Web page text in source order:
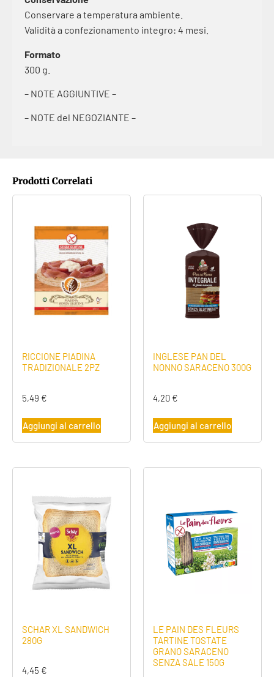
Conservare a temperatura ambiente.
Validità a confezionamento integro: 4 mesi.
Formato
300 g.
– NOTE AGGIUNTIVE –
– NOTE del NEGOZIANTE –
Prodotti Correlati
RICCIONE PIADINA
TRADIZIONALE 2PZ
5,49 €
Aggiungi al carrello
INGLESE PAN DEL
NONNO SARACENO 300G
4,20 €
Aggiungi al carrello
SCHAR XL SANDWICH
280G
4,45 €
LE PAIN DES FLEURS
TARTINE TOSTATE
GRANO SARACENO
SENZA SALE 150G